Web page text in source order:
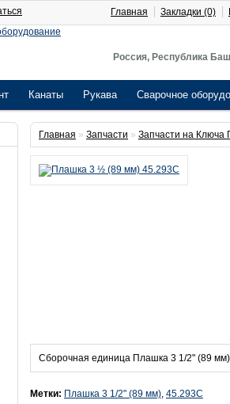
Россия, Республика
Главная Закладки (0)
Канаты Рукава Сварочное
Главная » Запчасти » Запчасти на Ключа
Сборочная единица Плашка 3 1/2" (89
Метки: Плашка 3 1/2" (89 мм), 45.293С